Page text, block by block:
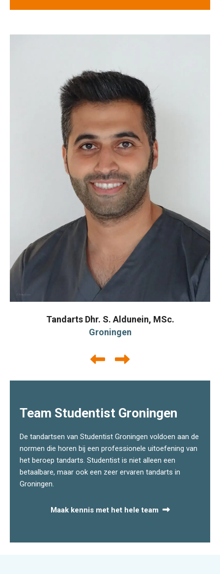
Tandarts Dhr. S. Aldunein, MSc.
Groningen
Team Studentist Groningen
De tandartsen van Studentist Groningen voldoen aan de
normen die horen bij een professionele uitoefening van
het beroep tandarts. Studentist is niet alleen een
betaalbare, maar ook een zeer ervaren tandarts in
Groningen.
Maak kennis met het hele team